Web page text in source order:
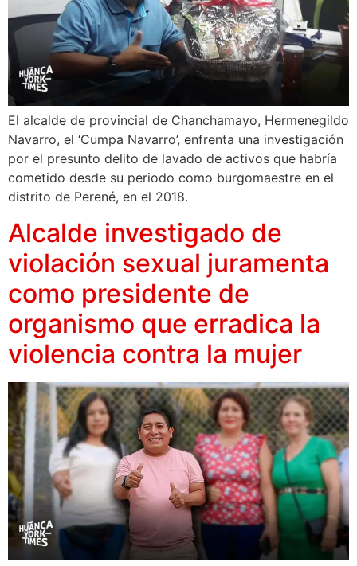
El alcalde de provincial de Chanchamayo, Hermenegildo
Navarro, el ‘Cumpa Navarro’, enfrenta una investigación
por el presunto delito de lavado de activos que habría
cometido desde su periodo como burgomaestre en el
distrito de Perené, en el 2018.
Alcalde investigado de
violación sexual juramenta
como presidente de
organismo que erradica la
violencia contra la mujer